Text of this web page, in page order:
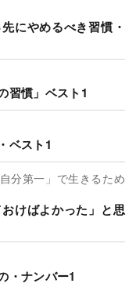
にやめるべき習慣・
習慣」ベスト1
ベスト1
分第一」で生きるため
けばよかった」と思
・ナンバー1